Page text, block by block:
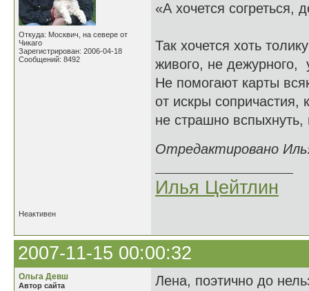
Откуда: Москвич, на севере от
Чикаго
Зарегистрирован: 2006-04-18
Сообщений: 8492
«А хочется согреться,
Так хочется хоть
живого, не дежурного,
Не помогают карты
от искры сопричастия,
не страшно
Отредактировано
Илья Цейтлин
Неактивен
2007-11-15 00:00:32
Ольга Девш
Автор сайта
Лена, поэтично до